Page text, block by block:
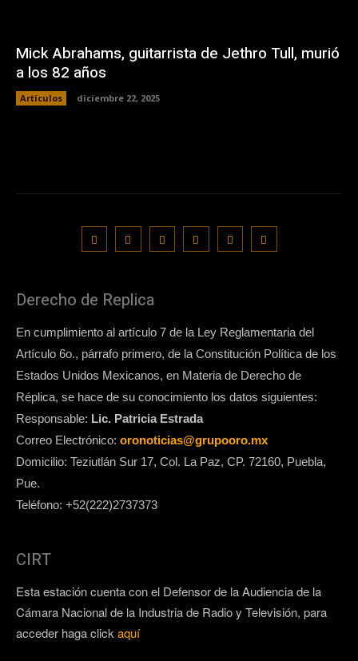
Mick Abrahams, guitarrista de Jethro Tull, murió
a los 82 años
Artículos diciembre 22, 2025
Derecho de Replica
En cumplimiento al artículo 7 de la Ley Reglamentaria del
Artículo 6o., párrafo primero, de la Constitución Política de los
Estados Unidos Mexicanos, en Materia de Derecho de
Réplica, se hace de su conocimiento los datos siguientes:
Responsable: Lic. Patricia Estrada
Correo Electrónico: oronoticias@grupooro.mx
Domicilio: Teziutlán Sur 17, Col. La Paz, CP. 72160, Puebla,
Pue.
Teléfono: +52(222)2737373
CIRT
Esta estación cuenta con el Defensor de la Audiencia de la
Cámara Nacional de la Industria de Radio y Televisión, para
acceder haga clickaquí